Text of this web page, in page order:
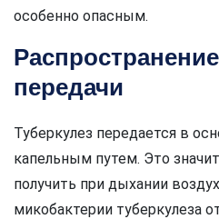
особенно опасным.
передачи
Туберкулез передается в
капельным путем. Это
получить при дыхании
микобактерии туберкулеза